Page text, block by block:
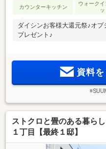
カウンターキッチン
ウォーク
ッ
ダイシンお客様大還元祭♪オ
プレゼント♪
資料
ストクロと畳のある暮ら
１丁目【最終１邸】